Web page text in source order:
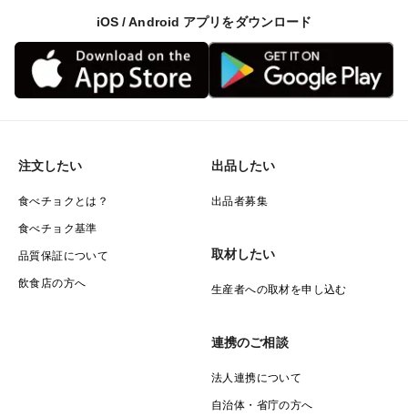
iOS / Android アプリをダウンロード
注文したい
食べチョクとは？
食べチョク基準
品質保証について
飲食店の方へ
出品したい
出品者募集
取材したい
生産者への取材を申し込む
連携のご相談
法人連携について
自治体・省庁の方へ